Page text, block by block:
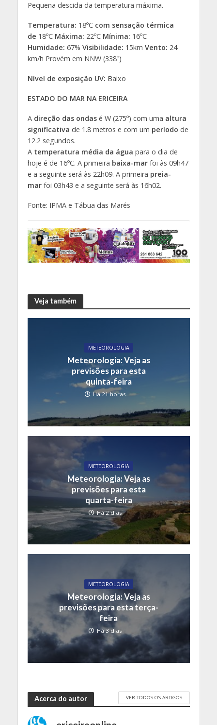
Pequena descida da temperatura máxima.
Temperatura: 18ºCcom sensação térmica
de 18ºC Máxima: 22ºC Mínima: 16ºC
Humidade: 67% Visibilidade: 15km Vento: 24
km/h Provém em NNW (338º)
Nível de exposição UV: Baixo
ESTADO DO MAR NA ERICEIRA
A direção das ondas é W (275º) com uma altura
significativa de 1.8 metros e com um período de
12.2 segundos.
A temperatura média da água para o dia de
hoje é de 16ºC. A primeira baixa-mar foi às 09h47
e a seguinte será às 22h09. A primeira preia-
marfoi 03h43 e a seguinte será às 16h02.
Fonte: IPMA e Tábua das Marés
Veja também
METEOROLOGIA
Meteorologia: Veja as
previsões para esta
quinta-feira
Há 21 horas
METEOROLOGIA
Meteorologia: Veja as
previsões para esta
quarta-feira
Há 2 dias
METEOROLOGIA
Meteorologia: Veja as
previsões para esta terça-
feira
Há 3 dias
Acerca do autor VER TODOS OS ARTIGOS